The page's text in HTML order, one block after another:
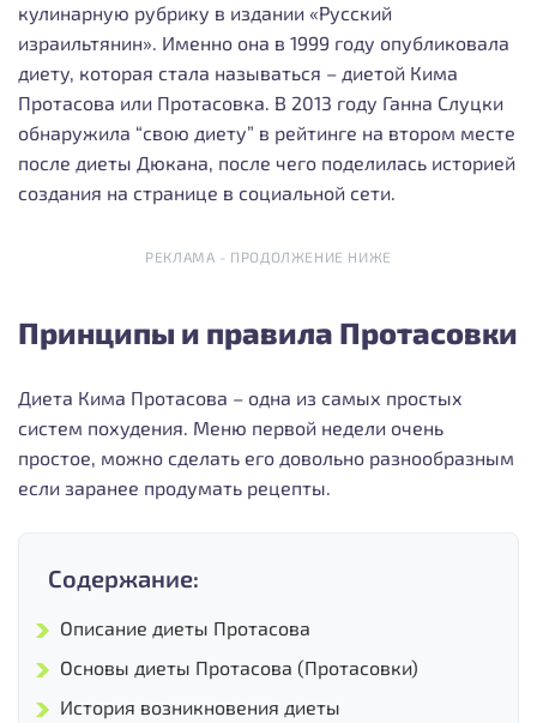
кулинарную рубрику в издании «Русский
израильтянин». Именно она в 1999 году опубликовала
диету, которая стала называться – диетой Кима
Протасова или Протасовка. В 2013 году Ганна Слуцки
обнаружила “свою диету” в рейтинге на втором месте
после диеты Дюкана, после чего поделилась историей
создания на странице в социальной сети.
РЕКЛАМА - ПРОДОЛЖЕНИЕ НИЖЕ
Принципы и правила Протасовки
Диета Кима Протасова – одна из самых простых
систем похудения. Меню первой недели очень
простое, можно сделать его довольно разнообразным
если заранее продумать рецепты.
Содержание:
Описание диеты Протасова
Основы диеты Протасова (Протасовки)
История возникновения диеты